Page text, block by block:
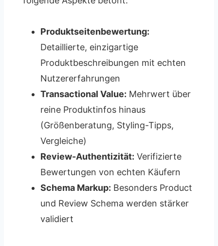
Produktseitenbewertung:
Detaillierte, einzigartige
Produktbeschreibungen mit echten
Nutzererfahrungen
Transactional Value: Mehrwert über
reine Produktinfos hinaus
(Größenberatung, Styling-Tipps,
Vergleiche)
Review-Authentizität: Verifizierte
Bewertungen von echten Käufern
Schema Markup: Besonders Product
und Review Schema werden stärker
validiert